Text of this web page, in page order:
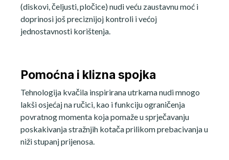
(diskovi, čeljusti, pločice) nudi veću zaustavnu moć i
doprinosi još preciznijoj kontroli i većoj
jednostavnosti korištenja.
Pomoćna i klizna spojka
Tehnologija kvačila inspirirana utrkama nudi mnogo
lakši osjećaj na ručici, kao i funkciju ograničenja
povratnog momenta koja pomaže u sprječavanju
poskakivanja stražnjih kotača prilikom prebacivanja u
niži stupanj prijenosa.